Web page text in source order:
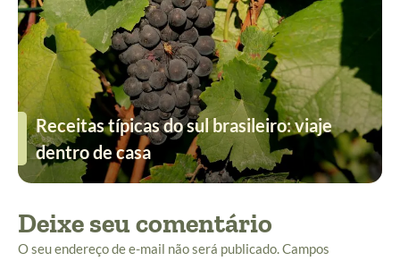
Receitas típicas do sul brasileiro: viaje
dentro de casa
Deixe seu comentário
O seu endereço de e-mail não será publicado.Campos